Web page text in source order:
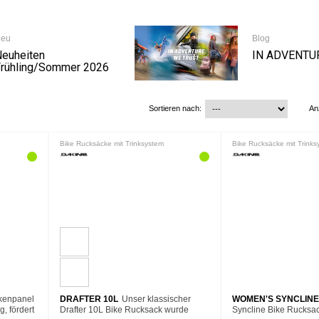
Sommer 2026
Blog
IN
Sortieren nach:
fördert
Bike Rucksäcke mit Trinksystem
DRAFTER 10L Unser klassischer
Drafter 10L Bike Rucksack wurde
Bike Rucksäcke mit
WOMEN'S
Syncline Bike